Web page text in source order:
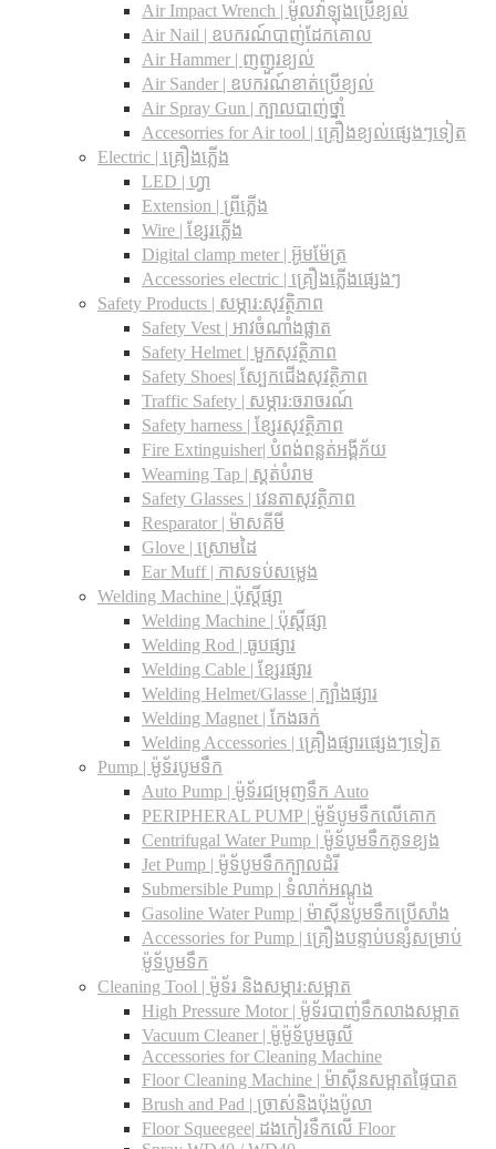
Air Impact Wrench | ម៉ូលវ៉ាឡុងប្រើខ្យល់
Air Nail | ឧបករណ៍បាញ់ដែកគោល
Air Hammer | ញញួរខ្យល់
Air Sander | ឧបករណ៍ខាត់ប្រើខ្យល់
Air Spray Gun | ក្បាលបាញ់ថ្នាំ
Accesorries for Air tool | គ្រឿងខ្យល់ផ្សេងៗទៀត
Electric | គ្រឿងភ្លើង
LED | ហ្វា
Extension | ព្រីភ្លើង
Wire | ខ្សែរភ្លើង
Digital clamp meter | អ៊ូមម៉ែត្រ
Accessories electric | គ្រឿងភ្លើងផ្សេងៗ
Safety Products | សម្ភារ:សុវត្ថិភាព
Safety Vest | អាវចំណាំងផ្លាត
Safety Helmet | មួកសុវត្ថិភាព
Safety Shoes| ស្បែកជើងសុវត្ថិភាព
Traffic Safety​ | សម្ភារ:ចរាចរណ៍
Safety harness | ខ្សែរសុវត្ថិភាព
Fire Extinguisher| បំពង់ពន្លត់អង្គីភ័យ
Wearning Tap | ស្គត់បំរាម
Safety Glasses | វេនតាសុវត្ថិភាព
Resparator | ម៉ាសគីមី
Glove | ស្រោមដៃ
Ear Muff | កាសទប់សម្លេង
Welding Machine | ប៉ុស្តិ៍ផ្សា
Welding Machine | ប៉ុស្តិ៍ផ្សា
Welding Rod | ធូបផ្សារ
Welding Cable | ខ្សែរផ្សារ
Welding Helmet/Glasse | ក្បាំងផ្សារ
Welding Magnet | កែងឆក់
Welding Accessories | គ្រឿងផ្សារផ្សេងៗទៀត
Pump | ម៉ូទ័របូមទឹក
Auto Pump | ម៉ូទ័រជម្រុញទឹក Auto
PERIPHERAL PUMP | ម៉ូទ័បូមទឹកលើគោក
Centrifugal Water Pump | ម៉ូទ័បូមទឹកគូទខ្យង
Jet Pump | ម៉ូទ័បូមទឹកក្បាលដំរី
Submersible Pump | ទំលាក់អណ្តូង
Gasoline Water Pump | ម៉ាស៊ីនបូមទឹកប្រើសាំង
Accessories for Pump | គ្រឿងបន្ទាប់បន្សំសម្រាប់
ម៉ូទ័បូមទឹក
Cleaning Tool | ម៉ូទ័រ និងសម្ភារ:សម្អាត
High Pressure Motor | ម៉ូទ័របាញ់ទឹកលាងសម្អាត
Vacuum Cleaner | ម៉ូម៉ូទ័បូមធូលី
Accessories for Cleaning Machine
Floor Cleaning Machine | ម៉ាស៊ីនសម្អាតផ្ទៃបាត
Brush and Pad | ច្រាស់និងប៉ុងប៉ូលា
Floor Squeegee| ដងកៀរទឺកលើ Floor